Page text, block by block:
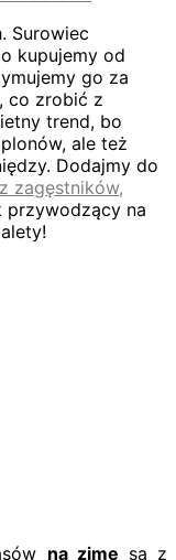
Surowiec
kupujemy od
go za
co zrobić z
trend, bo
ale też
Dodajmy do
zagęstników,
przywodzący na
na zimę są z